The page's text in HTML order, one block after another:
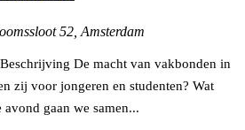
52, Amsterdam
De macht van vakbonden in
zij voor jongeren en studenten? Wat
gaan we samen...